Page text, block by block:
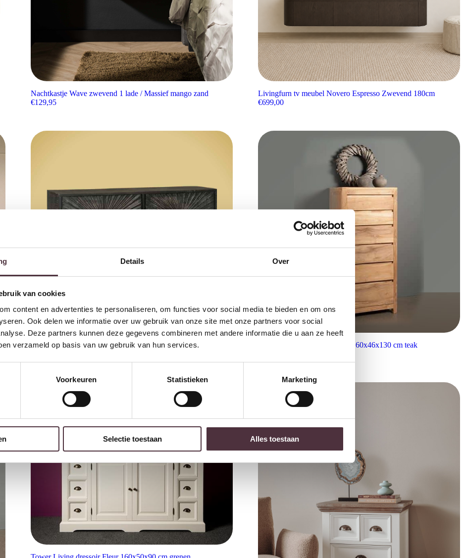
Details Over
van cookies
content en advertenties te personaliseren, om functies voor social media te bieden en om ons
Ook delen we informatie over uw gebruik van onze site met onze partners voor social
Deze partners kunnen deze gegevens combineren met andere informatie die u aan ze heeft
verzameld op basis van uw gebruik van hun services.
Voorkeuren Statistieken Marketing
Selectie toestaan Alles toestaan
Nachtkastje Wave zwevend 1 lade / Massief mango zand
€129,95
Livingfurn tv meubel Novero Espresso Zwevend 180cm
€699,00
Tower Living dressoir Serina 200x45x90 cm mangohout
Tower Living ladekast Corona 60x46x130 cm teak